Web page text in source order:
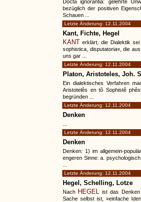
Docta ignorantia: gelehrte
bezüglich der positiven
Schauen ...
Letzte Änderung: 12.11.2004
Kant, Fichte, Hegel
KANT erklärt, die Dialektik
sophistica, disputatoria«, die
uns gar ...
Letzte Änderung: 12.11.2004
Platon, Aristoteles, Joh.
Ein dialektisches Verfahren
Aristotelês en tô Sophistê
begründen ...
Letzte Änderung: 12.11.2004
Denken
Letzte Änderung: 12.11.2004
Denken
Denken: 1) im allgemein-
engeren Sinne: a.
Letzte Änderung: 12.11.2004
Hegel, Schelling, Lotze
Nach HEGEL ist das Denken
Sache selbst ist, »einfache